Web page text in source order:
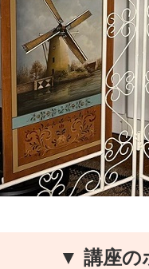
▼ 講座の